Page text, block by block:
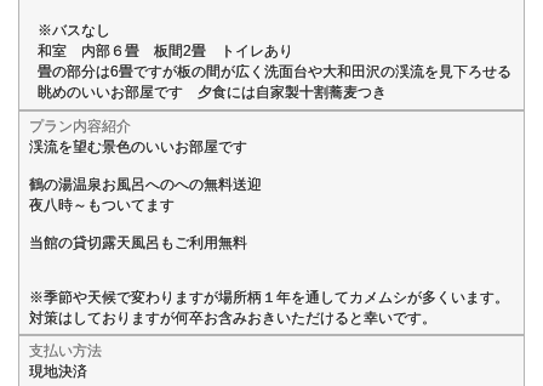
※バスなし
和室 内部６畳 板間2畳 トイレあり
畳の部分は6畳ですが板の間が広く洗面台や大和田沢の渓流を見下ろせる
眺めのいいお部屋です 夕食には自家製十割蕎麦つき
プラン内容紹介
渓流を望む景色のいいお部屋です
鶴の湯温泉お風呂へのへの無料送迎
夜八時～もついてます
当館の貸切露天風呂もご利用無料
※季節や天候で変わりますが場所柄１年を通してカメムシが多くいます。
対策はしておりますが何卒お含みおきいただけると幸いです。
支払い方法
現地決済